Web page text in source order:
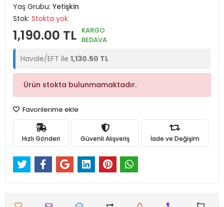
Yaş Grubu: Yetişkin
Stok: Stokta yok
1,190.00 TL KARGO
BEDAVA
Havale/EFT ile 1,130.50 TL
Ürün stokta bulunmamaktadır.
Favorilerime ekle
Hızlı Gönderi Güvenli Alışveriş İade ve Değişim